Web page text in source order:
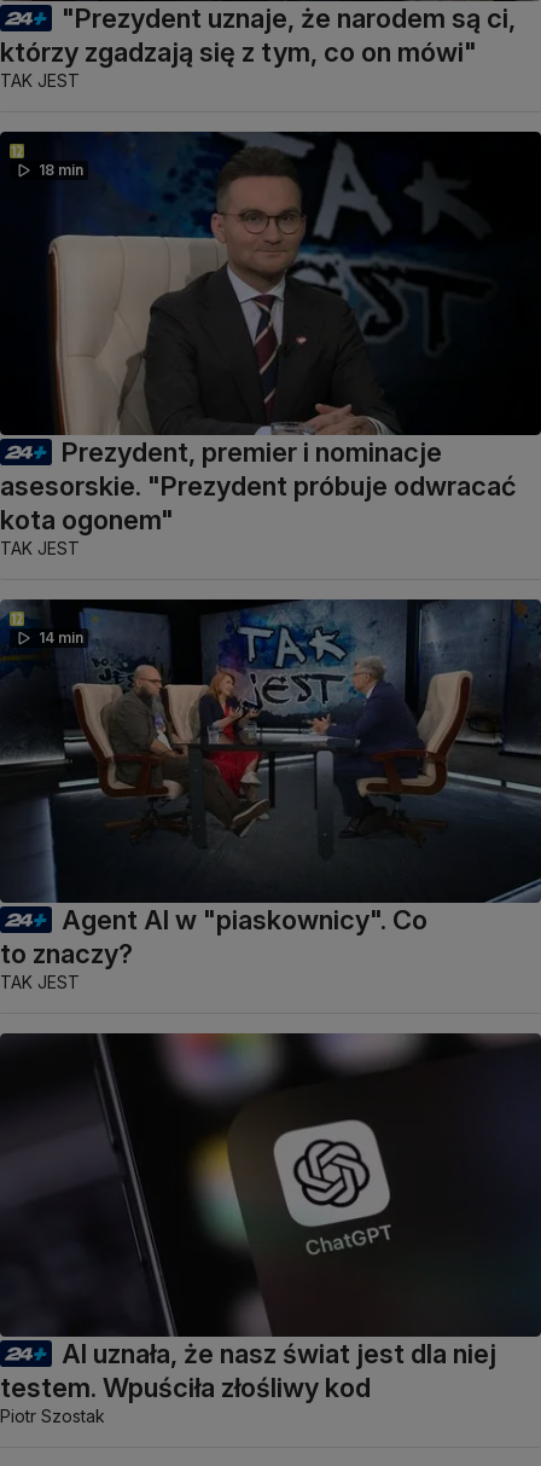
"Prezydent uznaje, że narodem są ci,
którzy zgadzają się z tym, co on mówi"
TAK JEST
18 min
Prezydent, premier i nominacje
asesorskie. "Prezydent próbuje odwracać
kota ogonem"
TAK JEST
14 min
Agent AI w "piaskownicy". Co
to znaczy?
TAK JEST
AI uznała, że nasz świat jest dla niej
testem. Wpuściła złośliwy kod
Piotr Szostak